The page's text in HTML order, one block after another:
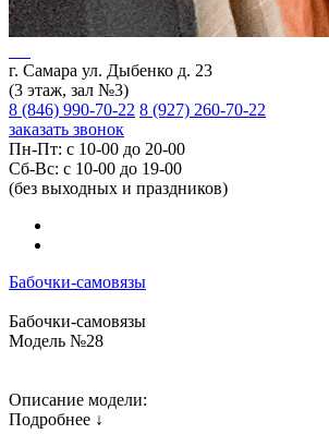
г. Самара ул. Дыбенко д. 23
(3 этаж, зал №3)
8 (846) 990-70-22 8 (927) 260-70-22
заказать звонок
Пн-Пт: с 10-00 до 20-00
Сб-Вс: с 10-00 до 19-00
(без выходных и праздников)
Бабочки-самовязы
Бабочки-самовязы
Модель №28
Описание модели:
Подробнее ↓